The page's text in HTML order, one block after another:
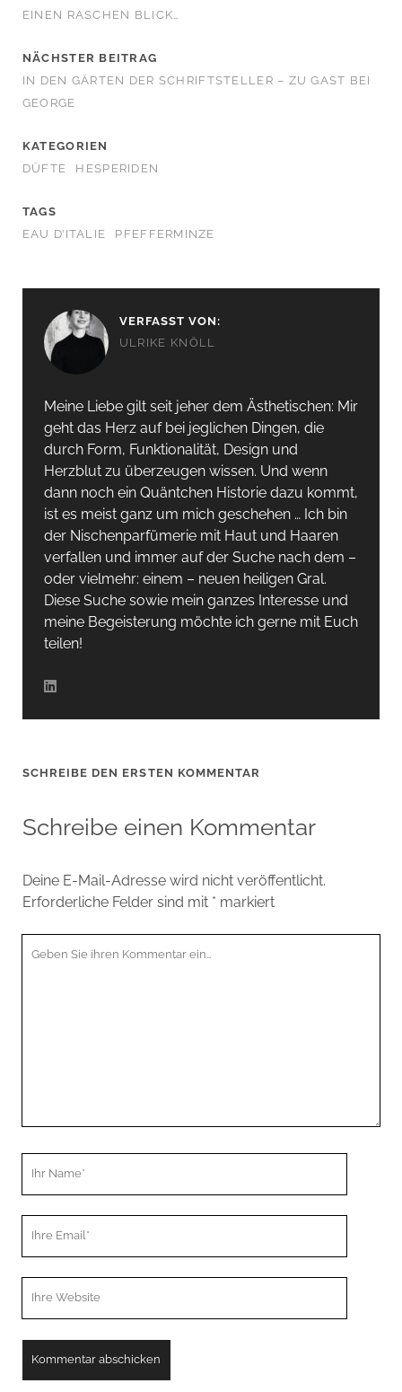
EINEN RASCHEN BLICK…
NÄCHSTER BEITRAG
IN DEN GÄRTEN DER SCHRIFTSTELLER – ZU GAST BEI
GEORGE
KATEGORIEN
DÜFTE
HESPERIDEN
TAGS
EAU D’ITALIE
PFEFFERMINZE
VERFASST VON:
ULRIKE KNÖLL
Meine Liebe gilt seit jeher dem Ästhetischen: Mir
geht das Herz auf bei jeglichen Dingen, die
durch Form, Funktionalität, Design und
Herzblut zu überzeugen wissen. Und wenn
dann noch ein Quäntchen Historie dazu kommt,
ist es meist ganz um mich geschehen … Ich bin
der Nischenparfümerie mit Haut und Haaren
verfallen und immer auf der Suche nach dem –
oder vielmehr: einem – neuen heiligen Gral.
Diese Suche sowie mein ganzes Interesse und
meine Begeisterung möchte ich gerne mit Euch
teilen!
SCHREIBE DEN ERSTEN KOMMENTAR
Schreibe einen Kommentar
Deine E-Mail-Adresse wird nicht veröffentlicht.
Erforderliche Felder sind mit * markiert